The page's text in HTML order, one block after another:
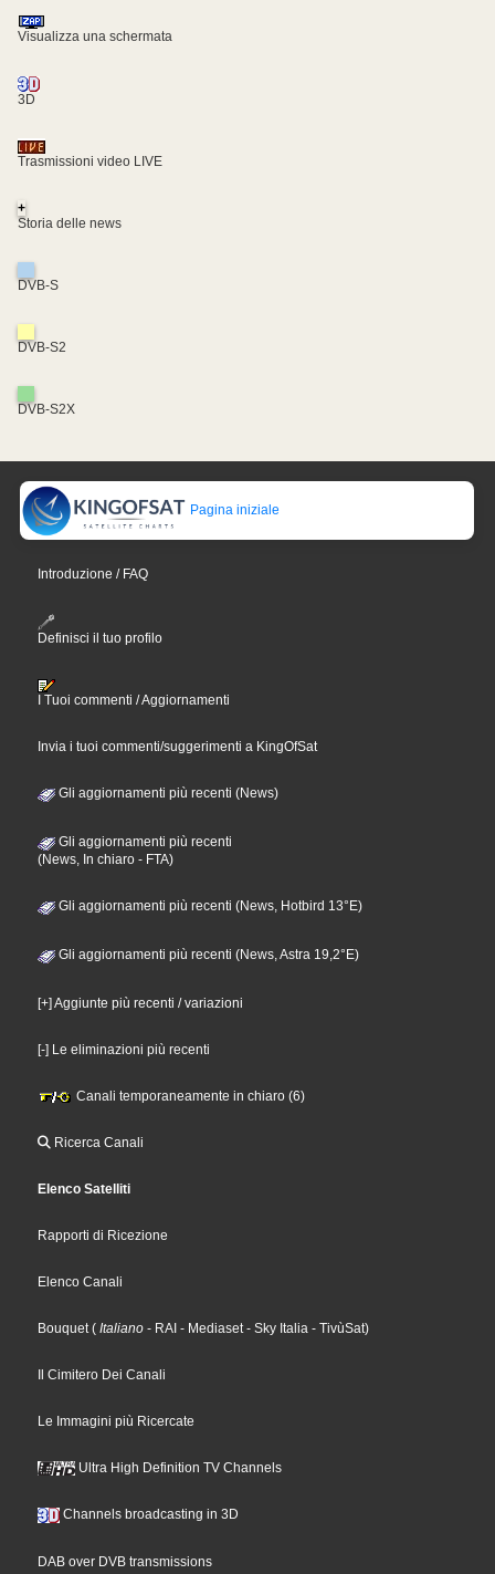
Visualizza una schermata
3D
Trasmissioni video LIVE
+
Storia delle news
DVB-S
DVB-S2
DVB-S2X
Pagina iniziale
Introduzione / FAQ
Definisci il tuo profilo
I Tuoi commenti / Aggiornamenti
Invia i tuoi commenti/suggerimenti a KingOfSat
Gli aggiornamenti più recenti (News)
Gli aggiornamenti più recenti
(News, In chiaro - FTA)
Gli aggiornamenti più recenti (News, Hotbird 13°E)
Gli aggiornamenti più recenti (News, Astra 19,2°E)
[+] Aggiunte più recenti / variazioni
[-] Le eliminazioni più recenti
Canali temporaneamente in chiaro (6)
Ricerca Canali
Elenco Satelliti
Rapporti di Ricezione
Elenco Canali
Bouquet ( Italiano - RAI - Mediaset - Sky Italia - TivùSat)
Il Cimitero Dei Canali
Le Immagini più Ricercate
Ultra High Definition TV Channels
Channels broadcasting in 3D
DAB over DVB transmissions